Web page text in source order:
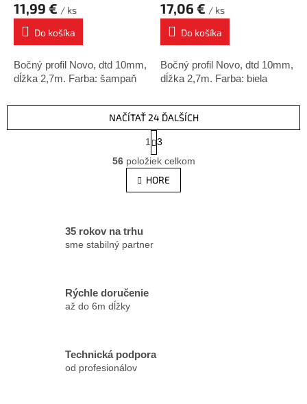
11,99 € / ks
Do košíka
Bočný profil Novo, dtd 10mm,
dĺžka 2,7m. Farba: šampaň
17,06 € / ks
Do košíka
Bočný profil Novo, dtd 10mm,
dĺžka 2,7m. Farba: biela
O
v
l
á
i
ý
p
NAČÍTAŤ 24 ĎALŠÍCH
S
t
r
á
n
k
1
3
56položiek celkom
HORE
35 rokov na trhu
sme stabilný partner
Rýchle doručenie
až do 6m dĺžky
Technická podpora
od profesionálov